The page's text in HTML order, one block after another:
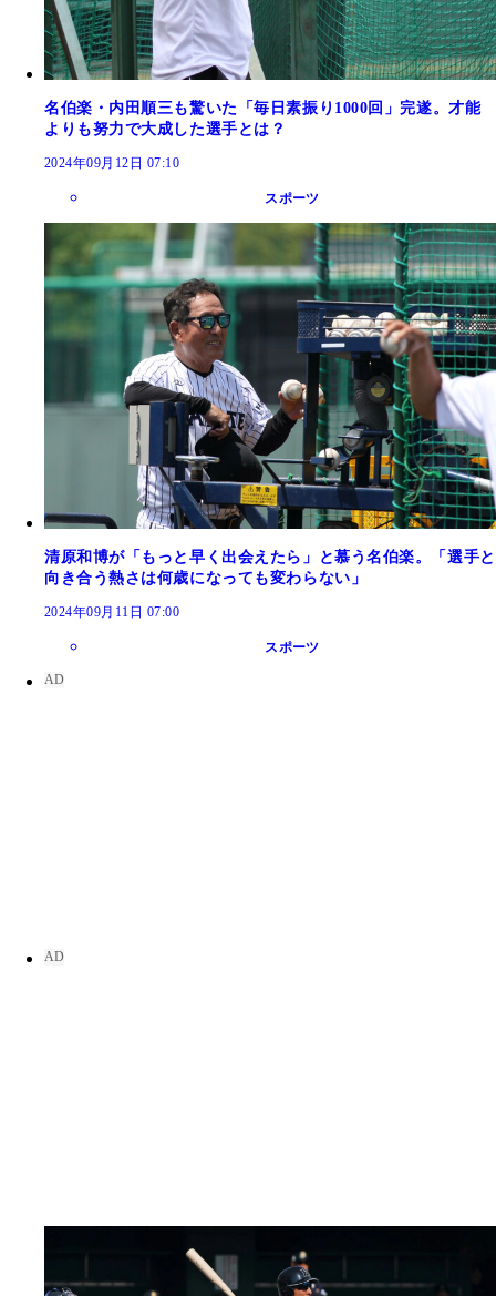
名伯楽・内田順三も驚いた「毎日素振り1000回」完遂。才能
よりも努力で大成した選手とは？
2024年09月12日 07:10
スポーツ
清原和博が「もっと早く出会えたら」と慕う名伯楽。「選手と
向き合う熱さは何歳になっても変わらない」
2024年09月11日 07:00
スポーツ